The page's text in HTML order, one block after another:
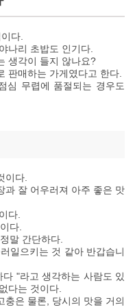
다.
나리 초밥도 인기다.
생각이 들지 않나요?
판매하는 가게였다고 한다.
심 무렵에 품절되는 경우도
이다.
과 잘 어우러져 아주 좋은 맛
다.
다.
말 간단하다.
일으키는 것 같아 반갑습니
"라고 생각하는 사람도 있
다는 것이다.
충은 물론, 당시의 맛을 거의